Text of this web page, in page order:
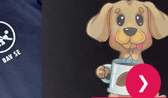
❯